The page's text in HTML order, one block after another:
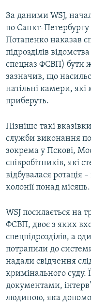
За даними WSJ,
по Санкт-Петербургу
Потапенко наказав
підрозділів
спецназ ФСВП) бути
зазначив, що
натільні камери, які
приберуть.
Пізніше такі
служби виконання
зокрема у Пскові,
співробітників, які
відбувалася ротація
колонії понад місяць.
WSJ посилається на
ФСВП, двоє з яких
спецпідрозділів, а
потрапили до
надали свідчення
кримінального суду.
документами,
людиною, яка